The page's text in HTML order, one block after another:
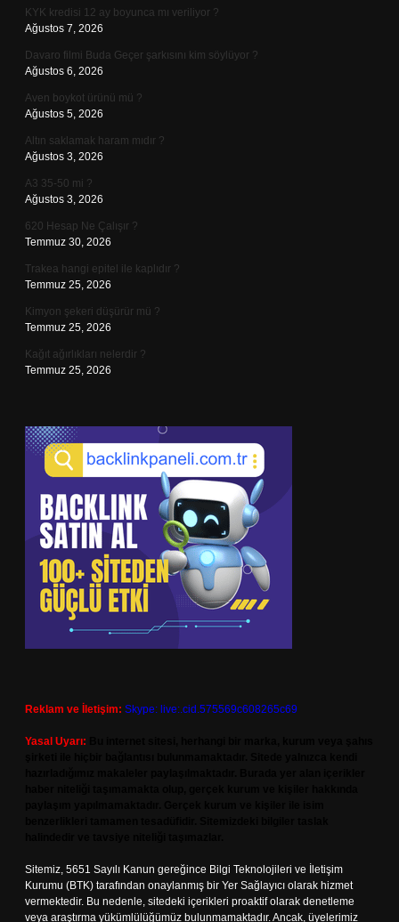
KYK kredisi 12 ay boyunca mı veriliyor ?
Ağustos 7, 2026
Davaro filmi Buda Geçer şarkısını kim söylüyor ?
Ağustos 6, 2026
Aven boykot ürünü mü ?
Ağustos 5, 2026
Altın saklamak haram mıdır ?
Ağustos 3, 2026
A3 35-50 mi ?
Ağustos 3, 2026
620 Hesap Ne Çalışır ?
Temmuz 30, 2026
Trakea hangi epitel ile kaplıdır ?
Temmuz 25, 2026
Kimyon şekeri düşürür mü ?
Temmuz 25, 2026
Kağıt ağırlıkları nelerdir ?
Temmuz 25, 2026
Reklam ve İletişim: Skype: live:.cid.575569c608265c69
Yasal Uyarı:
Sitemiz, 5651 Sayılı Kanun gereğince Bilgi Teknolojileri ve İletişim
Kurumu (BTK) tarafından onaylanmış bir Yer Sağlayıcı olarak hizmet
vermektedir. Bu nedenle, sitedeki içerikleri proaktif olarak denetleme
veya araştırma yükümlülüğümüz bulunmamaktadır. Ancak, üyelerimiz